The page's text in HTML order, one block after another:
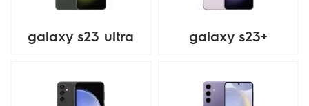
galaxy s23 ultra galaxy s23+